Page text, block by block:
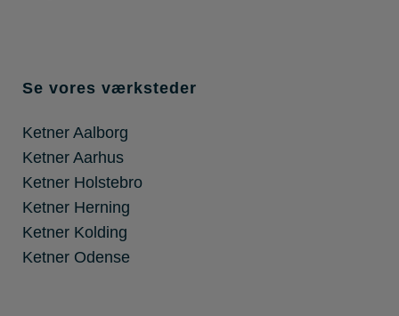
Se vores værksteder
Ketner Aalborg
Ketner Aarhus
Ketner Holstebro
Ketner Herning
Ketner Kolding
Ketner Odense